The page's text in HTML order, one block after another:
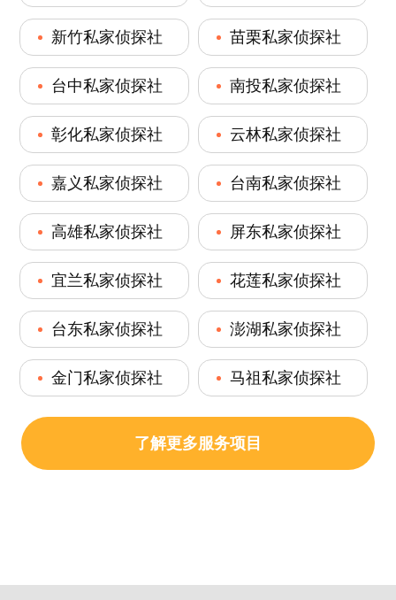
新竹私家侦探社 苗栗私家侦探社
台中私家侦探社 南投私家侦探社
彰化私家侦探社 云林私家侦探社
嘉义私家侦探社 台南私家侦探社
高雄私家侦探社 屏东私家侦探社
宜兰私家侦探社 花莲私家侦探社
台东私家侦探社 澎湖私家侦探社
金门私家侦探社 马祖私家侦探社
了解更多服务项目